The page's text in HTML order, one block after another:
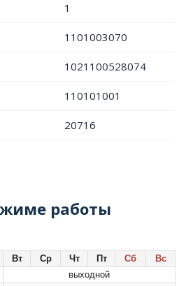
1
1101003070
1021100528074
110101001
20716
работы
Вт Ср Чт Пт Сб
Вс
выходной